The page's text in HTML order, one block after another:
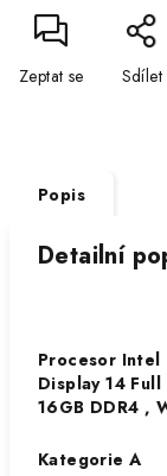
Zeptat se Sdílet
Popis
Detailní
Procesor Intel
Display 14 Full
16GB DDR4 ,
Kategorie A